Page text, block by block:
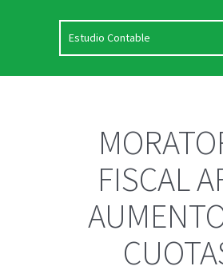
FISCAL